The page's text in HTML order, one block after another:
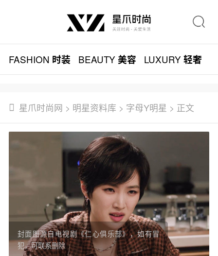
FASHION 时装 BEAUTY美容 LUXURY轻奢
星爪时尚网 > 明星资料库 > 字母Y明星 > 正文
封面图源自电视剧《仁心俱乐部》，如有冒
犯，可联系删除